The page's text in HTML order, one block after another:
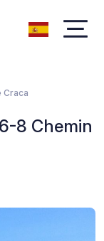
Craca
8 Chemin